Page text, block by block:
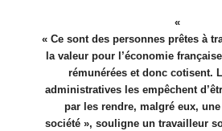
« Ce sont des personnes prêtes à
la valeur pour l’économie
rémunérées et donc cotisent.
administratives les empêchent
par les rendre, malgré eux,
société », souligne un travailleur